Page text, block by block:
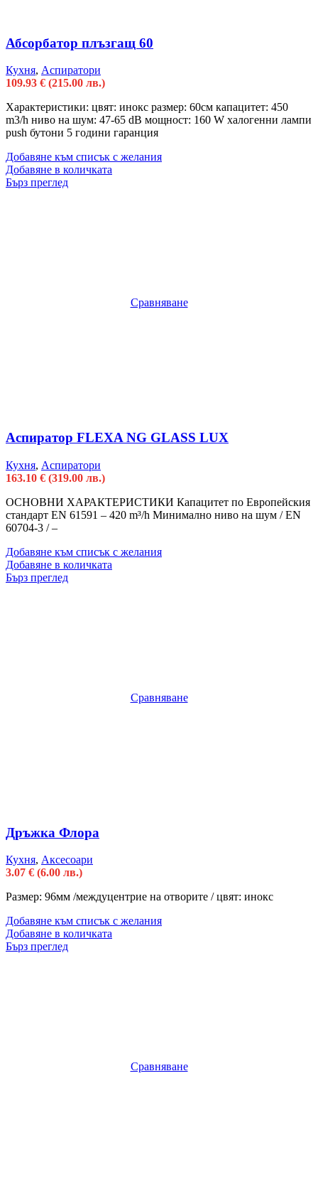
Абсорбатор плъзгащ 60
Кухня, Аспиратори
109.93 € (215.00 лв.)
Характеристики: цвят: инокс размер: 60см капацитет: 450
m3/h ниво на шум: 47-65 dB мощност: 160 W халогенни лампи
push бутони 5 години гаранция
Добавяне към списък с желания
Добавяне в количката
Бърз преглед
Сравняване
Аспиратор FLEXA NG GLASS LUX
Кухня, Аспиратори
163.10 € (319.00 лв.)
ОСНОВНИ ХАРАКТЕРИСТИКИ Капацитет по Европейския
стандарт EN 61591 – 420 m³/h Минимално ниво на шум / EN
60704-3 / –
Добавяне към списък с желания
Добавяне в количката
Бърз преглед
Сравняване
Дръжка Флора
Кухня, Аксесоари
3.07 € (6.00 лв.)
Размер: 96мм /междуцентрие на отворите / цвят: инокс
Добавяне към списък с желания
Добавяне в количката
Бърз преглед
Сравняване